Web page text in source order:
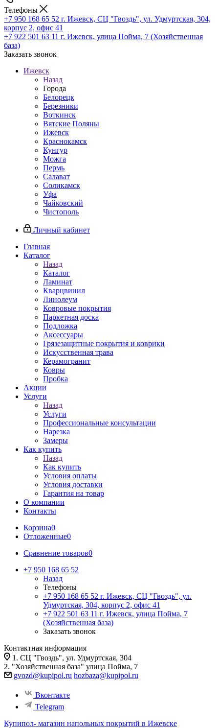
Телефоны
+7 950 168 65 52 г. Ижевск, СЦ "Гвоздь", ул. Удмуртская, 304,
корпус 2, офис 41
+7 922 501 63 11 г. Ижевск, улица Пойма, 7 (Хозяйственная
база)
Заказать звонок
Ижевск
Назад
Города
Белорецк
Березники
Воткинск
Вятские Поляны
Ижевск
Краснокамск
Кунгур
Можга
Пермь
Салават
Соликамск
Уфа
Чайковский
Чистополь
Личный кабинет
Главная
Каталог
Назад
Каталог
Ламинат
Кварцвинил
Линолеум
Ковровые покрытия
Паркетная доска
Подложка
Аксессуары
Грязезащитные покрытия и коврики
Искусственная трава
Керамогранит
Ковры
Пробка
Акции
Услуги
Назад
Услуги
Профессиональные консультации
Нарезка
Замеры
Как купить
Назад
Как купить
Условия оплаты
Условия доставки
Гарантия на товар
О компании
Контакты
Корзина0
Отложенные0
Сравнение товаров0
+7 950 168 65 52
Назад
Телефоны
+7 950 168 65 52 г. Ижевск, СЦ "Гвоздь", ул.
Удмуртская, 304, корпус 2, офис 41
+7 922 501 63 11 г. Ижевск, улица Пойма, 7
(Хозяйственная база)
Заказать звонок
Контактная информация
1. СЦ "Гвоздь", ул. Удмуртская, 304
2. "Хозяйственная база" улица Пойма, 7
gvozd@kupipol.ru hozbaza@kupipol.ru
Вконтакте
Telegram
Купипол- магазин напольных покрытий в Ижевске